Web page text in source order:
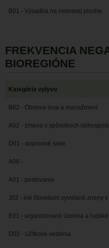
B01 - Výsadba na nelesnej ploche
FREKVENCIA
BIOREGIÓNE
Kategória vplyvu
B02 - Obnova lesa a manažment
A02 - zmena v spôsoboch
D01 - dopravné siete
A06 -
A01 - pestovanie
J02 - iné človekom vyvolané zneny
E01 - urganizované územia a
D02 - úžitkové vedenia